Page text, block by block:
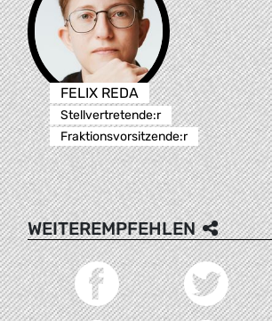
FELIX REDA
Stellvertretende:r
Fraktionsvorsitzende:r
WEITEREMPFEHLEN